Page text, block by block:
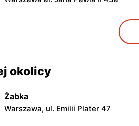
Żabka
Żabka
okolicy
Żabka
Warszawa, ul. Emilii Plater 47